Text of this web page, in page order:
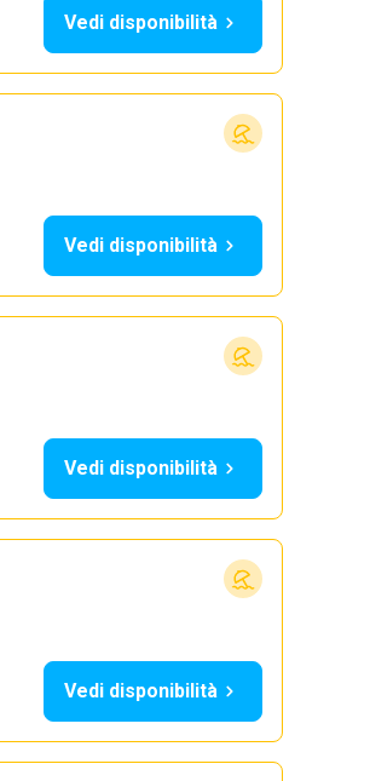
Vedi disponibilità
Vedi disponibilità
Vedi disponibilità
Vedi disponibilità